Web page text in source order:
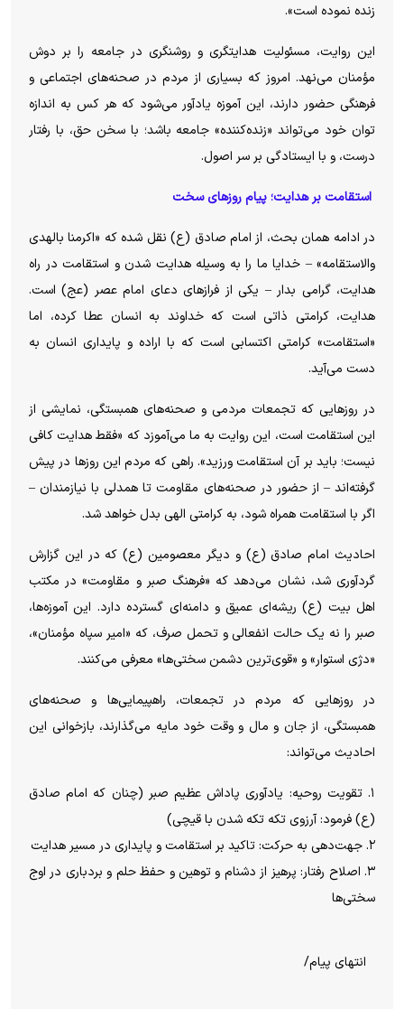
زنده نموده است».
این روایت، مسئولیت هدایتگری و روشنگری در جامعه را بر دوش
مؤمنان می‌نهد. امروز که بسیاری از مردم در صحنه‌های اجتماعی و
فرهنگی حضور دارند، این آموزه یادآور می‌شود که هر کس به اندازه
توان خود می‌تواند «زنده‌کننده» جامعه باشد؛ با سخن حق، با رفتار
درست، و با ایستادگی بر سر اصول.
استقامت بر هدایت؛ پیام روزهای سخت
در ادامه همان بحث، از امام صادق (ع) نقل شده که «اکرمنا بالهدی
والاستقامه» – خدایا ما را به وسیله هدایت شدن و استقامت در راه
هدایت، گرامی بدار – یکی از فرازهای دعای امام عصر (عج) است.
هدایت، کرامتی ذاتی است که خداوند به انسان عطا کرده، اما
«استقامت» کرامتی اکتسابی است که با اراده و پایداری انسان به
دست می‌آید.
در روزهایی که تجمعات مردمی و صحنه‌های همبستگی، نمایشی از
این استقامت است، این روایت به ما می‌آموزد که «فقط هدایت کافی
نیست؛ باید بر آن استقامت ورزید». راهی که مردم این روزها در پیش
گرفته‌اند – از حضور در صحنه‌های مقاومت تا همدلی با نیازمندان –
اگر با استقامت همراه شود، به کرامتی الهی بدل خواهد شد.
احادیث امام صادق (ع) و دیگر معصومین (ع) که در این گزارش
گردآوری شد، نشان می‌دهد که «فرهنگ صبر و مقاومت» در مکتب
اهل بیت (ع) ریشه‌ای عمیق و دامنه‌ای گسترده دارد. این آموزه‌ها،
صبر را نه یک حالت انفعالی و تحمل صرف، که «امیر سپاه مؤمنان»،
«دژی استوار» و «قوی‌ترین دشمن سختی‌ها» معرفی می‌کنند.
در روزهایی که مردم در تجمعات، راهپیمایی‌ها و صحنه‌های
همبستگی، از جان و مال و وقت خود مایه می‌گذارند، بازخوانی این
احادیث می‌تواند:
۱. تقویت روحیه: یادآوری پاداش عظیم صبر (چنان که امام صادق
(ع) فرمود: آرزوی تکه تکه شدن با قیچی)
۲. جهت‌دهی به حرکت: تاکید بر استقامت و پایداری در مسیر هدایت
۳. اصلاح رفتار: پرهیز از دشنام و توهین و حفظ حلم و بردباری در اوج
سختی‌ها
انتهای پیام/